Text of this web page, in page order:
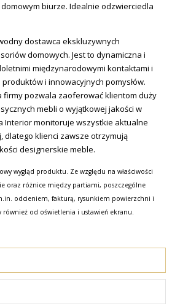
biurze. Idealnie odzwierciedla
dostawca ekskluzywnych
domowych. Jest to dynamiczna i
międzynarodowymi kontaktami i
i innowacyjnych pomysłów.
firmy pozwala zaoferować klientom duży
mebli o wyjątkowej jakości w
Interior monitoruje wszystkie aktualne
dlatego klienci zawsze otrzymują
designerskie meble.
wygląd produktu. Ze względu na właściwości
oraz różnice między partiami, poszczególne
odcieniem, fakturą, rysunkiem powierzchni i
od oświetlenia i ustawień ekranu.